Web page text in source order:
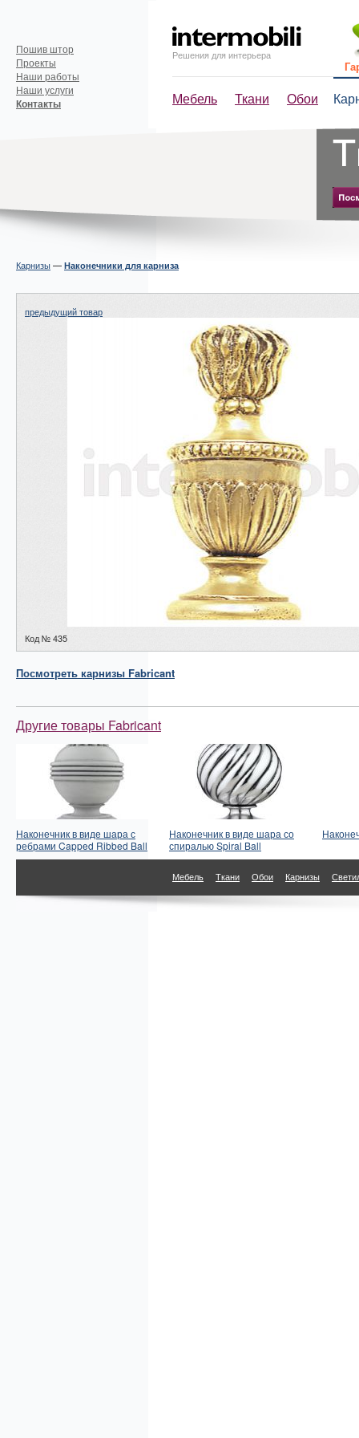
Решения для интерьера
Мебель Ткани Обои
Пошив штор
Проекты
Наши работы
Наши услуги
Контакты
Карнизы— Наконечники для карниза
предыдущий товар
Код № 435
Посмотреть карнизы Fabricant
Другие товары Fabricant
Наконечник в виде шара с
ребрами Capped Ribbed Ball
Наконечник в виде шара со
спиралью Spiral Ball
Мебель Ткани Обои Карнизы